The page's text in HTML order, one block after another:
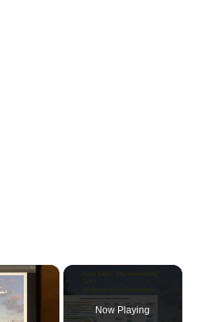
×
Now Playing